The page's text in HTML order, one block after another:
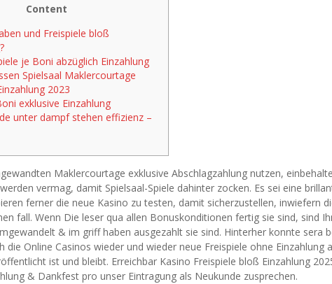
SMOOTH OUT
LINES
SMITH
Content
und Freispiele bloß
je Boni abzüglich Einzahlung
Spielsaal Maklercourtage
2023
exklusive Einzahlung
unter dampf stehen effizienz –
Maklercourtage exklusive Abschlagzahlung nutzen,
vermag, damit Spielsaal-Spiele dahinter zocken. Es sei eine
ferner die neue Kasino zu testen, damit sicherzustellen, inwiefern
fall. Wenn Die leser qua allen Bonuskonditionen fertig sie sind, sind
& im griff haben ausgezahlt sie sind. Hinterher konnte sera
die Online Casinos wieder und wieder neue Freispiele ohne Einzahlung
ist und bleibt. Erreichbar Kasino Freispiele bloß Einzahlung
& Dankfest pro unser Eintragung als Neukunde zusprechen.